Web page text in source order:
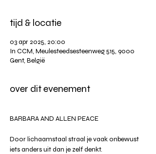
tijd & locatie
03 apr 2025, 20:00
In CCM, Meulesteedsesteenweg 515, 9000
Gent, België
over dit evenement
BARBARA AND ALLEN PEACE
Door lichaamstaal straal je vaak onbewust
iets anders uit dan je zelf denkt.